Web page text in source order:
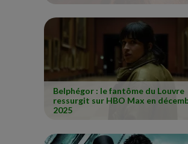
Belphégor : le fantôme du Louvre
ressurgit sur HBO Max en
2025